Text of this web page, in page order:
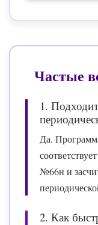
Частые
1.
Да.
№66н и
2. Как